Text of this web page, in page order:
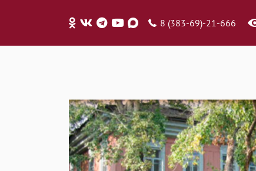
8 (383-69)-21-666